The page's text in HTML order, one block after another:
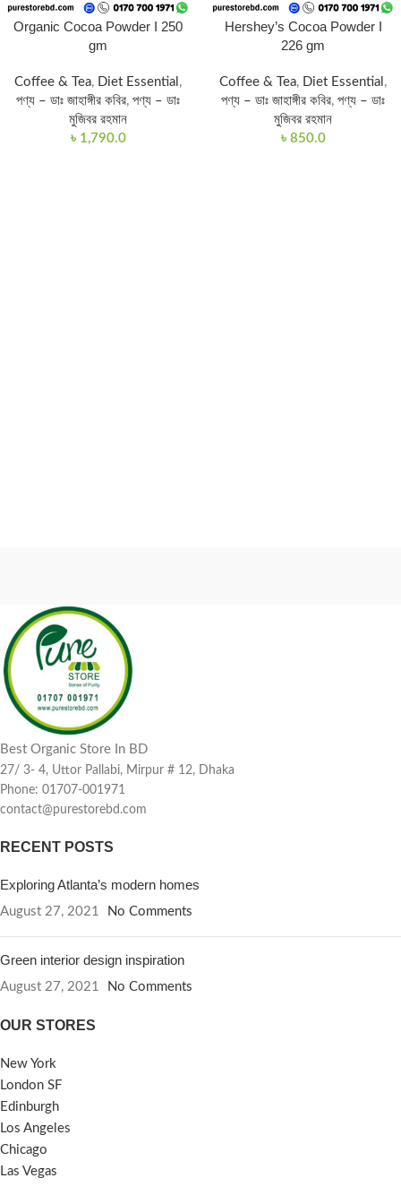
Organic Cocoa Powder I 250
gm
Coffee & Tea, Diet Essential ,
পণ্য – ডাঃ জাহাঙ্গীর কবির, পণ্য – ডাঃ
মুজিবর রহমান
৳ 1,790.0
Hershey’s Cocoa Powder I
226 gm
Coffee & Tea, Diet Essential ,
পণ্য – ডাঃ জাহাঙ্গীর কবির, পণ্য – ডাঃ
মুজিবর রহমান
৳ 850.0
Best Organic Store In BD
27/ 3- 4, Uttor Pallabi, Mirpur # 12, Dhaka
Phone: 01707-001971
contact@purestorebd.com
RECENT POSTS
Exploring Atlanta’s modern homes
August 27, 2021 No Comments
Green interior design inspiration
August 27, 2021 No Comments
OUR STORES
New York
London SF
Edinburgh
Los Angeles
Chicago
Las Vegas